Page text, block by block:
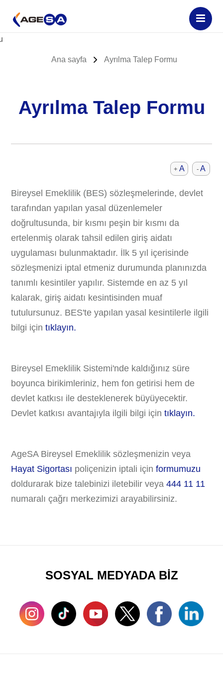
Ana sayfa Ayrılma Talep Formu
Ayrılma Talep Formu
-A
+ A
Bireysel Emeklilik (BES) sözleşmelerinde, devlet
tarafından yapılan yasal düzenlemeler
doğrultusunda, bir kısmı peşin bir kısmı da
ertelenmiş olarak tahsil edilen giriş aidatı
uygulaması bulunmaktadır. İlk 5 yıl içerisinde
sözleşmenizi iptal etmeniz durumunda planınızda
tanımlı kesintiler yapılır. Sistemde en az 5 yıl
kalarak, giriş aidatı kesintisinden muaf
tutulursunuz. BES'te yapılan yasal kesintilerle ilgili
bilgi içintıklayın.
Bireysel Emeklilik Sistemi'nde kaldığınız süre
boyunca birikimleriniz, hem fon getirisi hem de
devlet katkısı ile desteklenerek büyüyecektir.
Devlet katkısı avantajıyla ilgili bilgi içintıklayın.
AgeSA Bireysel Emeklilik sözleşmenizin veya
Hayat Sigortası poliçenizin iptali içinformumuzu
doldurarak bize talebinizi iletebilir veya444 11 11
numaralı çağrı merkezimizi arayabilirsiniz.
SOSYAL MEDYADA BİZ